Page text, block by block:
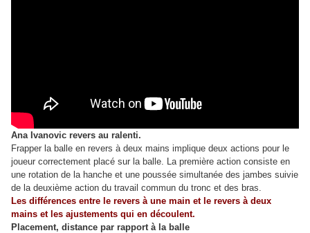
Ana Ivanovic revers au ralenti.
Frapper la balle en revers à deux mains implique deux actions pour le
joueur correctement placé sur la balle. La première action consiste en
une rotation de la hanche et une poussée simultanée des jambes suivie
de la deuxième action du travail commun du tronc et des bras.
Les différences entre le revers à une main et le revers à deux
mains et les ajustements qui en découlent.
Placement, distance par rapport à la balle